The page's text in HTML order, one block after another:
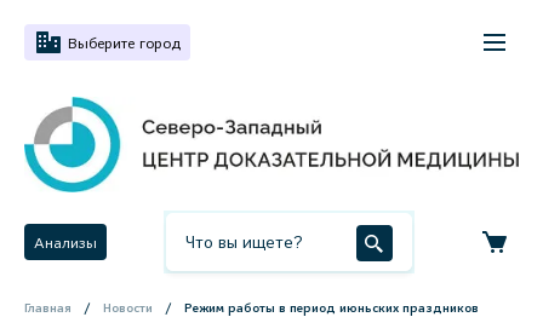
Выберите город
Анализы
Главная Новости Режим работы в период июньских праздников